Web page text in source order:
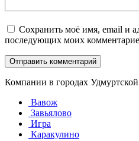
Сохранить моё имя, email и
последующих моих
Компании в городах
Вавож
Завьялово
Игра
Каракулино